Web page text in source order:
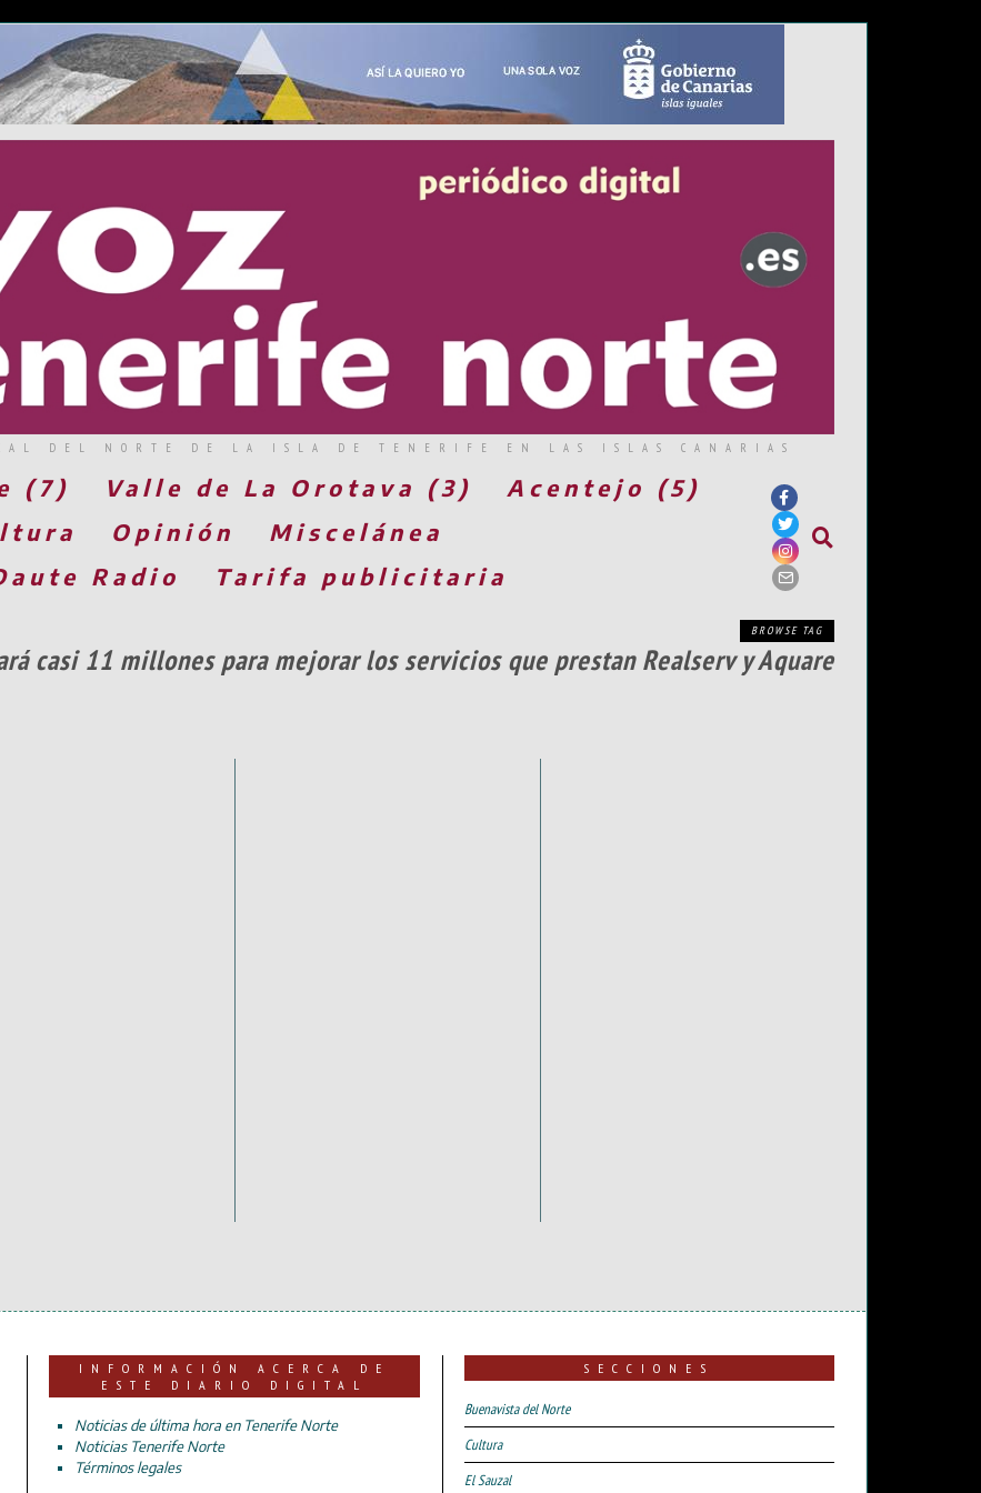
DEL NORTE DE LA ISLA DE TENERIFE EN LAS ISLAS CANARIAS
(7) Valle de La Orotava (3)
Acentejo (5)
Opinión
Miscelánea
Radio
Tarifa publicitaria
BROWSE TAG
casi 11 millones para mejorar los servicios que prestan Realserv y Aquare
INFORMACIÓN ACERCA DE
ESTE DIARIO DIGITAL
Noticias de última hora en Tenerife Norte
Noticias Tenerife Norte
Términos legales
SECCIONES
Buenavista del Norte
Cultura
El Sauzal